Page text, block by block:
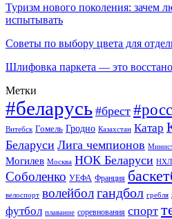
Туризм нового поколения: зачем
испытывать
Советы по выбору цвета для
Шлифовка паркета — это
Метки
#беларусь #брест
Витебск Гомель Гродно Казахстан Катар
Беларуси Лига чемпионов
Могилев Москва НОК Беларуси НХЛ
Соболенко УЕФА Франция
велоспорт волейболгандбол гребля
футбол плавание соревнования спорт